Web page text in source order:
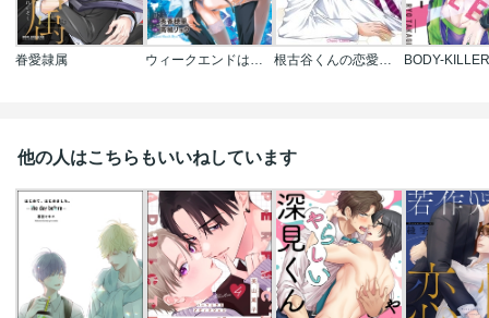
眷愛隷属 ウィークエンドはアイドルに!? ｢ウィークエンドは男の娘｣番外編 根古谷くんの恋愛観察 BODY-
他の人はこちらもいいねしています